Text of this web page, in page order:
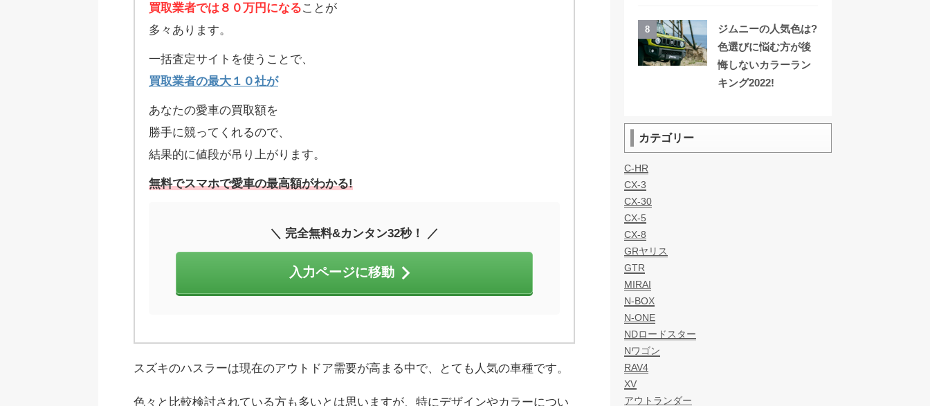
買取業者では８０万円になることが
多々あります。
一括査定サイトを使うことで、
買取業者の最大１０社が
あなたの愛車の買取額を
勝手に競ってくれるので、
結果的に値段が吊り上がります。
無料でスマホで愛車の最高額がわかる!
＼ 完全無料&カンタン32秒！ ／
入力ページに移動
スズキのハスラーは現在のアウトドア需要が高まる中で、 とても人気の車種です。
色々と比較検討されている方も多いとは思いますが、 特にデザインやカラーについ
8
ジムニーの人気色は?
色選びに悩む方が後
悔しないカラーラン
キング2022!
カテゴリー
C-HR
CX-3
CX-30
CX-5
CX-8
GRヤリス
GTR
MIRAI
N-BOX
N-ONE
NDロードスター
Nワゴン
RAV4
XV
アウトランダー